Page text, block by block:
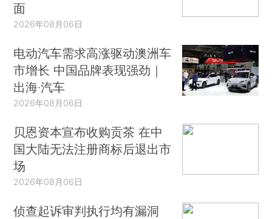
面
2026年08月06日
电动汽车需求高涨驱动澳洲车
市增长 中国品牌表现强劲｜
出海·汽车
2026年08月06日
贝恩资本宣布收购贡茶 在中
国大陆无法注册商标后退出市
场
2026年08月06日
侦查起诉审判执行均有漏洞